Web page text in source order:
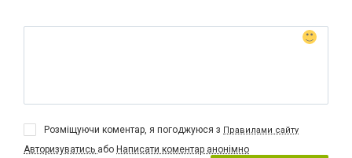
Розміщуючи коментар, я погоджуюся з Правилами сайту
Авторизуватись або Написати коментар анонімно